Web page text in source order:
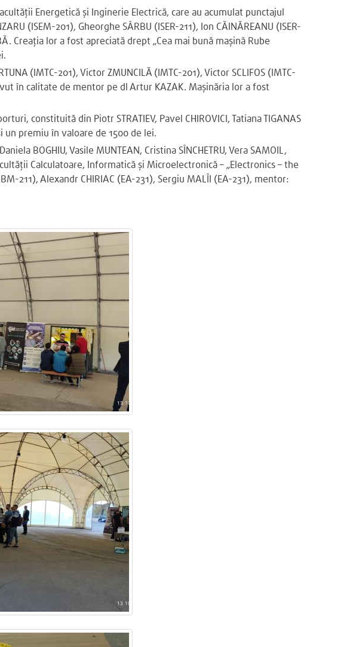
Energetică și Inginerie Electrică, care au acumulat punctajul
(ISEM-201), Gheorghe SÂRBU (ISER-211), Ion CĂINĂREANU (ISER-
Creația lor a fost apreciată drept „Cea mai bună mașină Rube
(IMTC-201), Victor ZMUNCILĂ (IMTC-201), Victor SCLIFOS (IMTC-
în calitate de mentor pe dl Artur KAZAK. Mașinăria lor a fost
constituită din Piotr STRATIEV, Pavel CHIROVICI, Tatiana TIGANAS
un premiu în valoare de 1500 de lei.
BOGHIU, Vasile MUNTEAN, Cristina SÎNCHETRU, Vera SAMOIL,
Calculatoare, Informatică și Microelectronică – „Electronics – the
211), Alexandr CHIRIAC (EA-231), Sergiu MALÎI (EA-231), mentor: